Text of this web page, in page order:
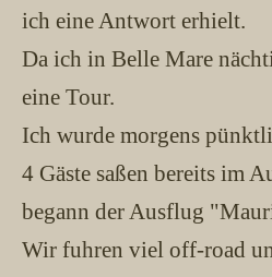
ich eine Antwort erhielt.
Da ich in Belle Mare
eine Tour.
Ich wurde morgens
4 Gäste saßen bereits im
begann der Ausflug
Wir fuhren viel off-road